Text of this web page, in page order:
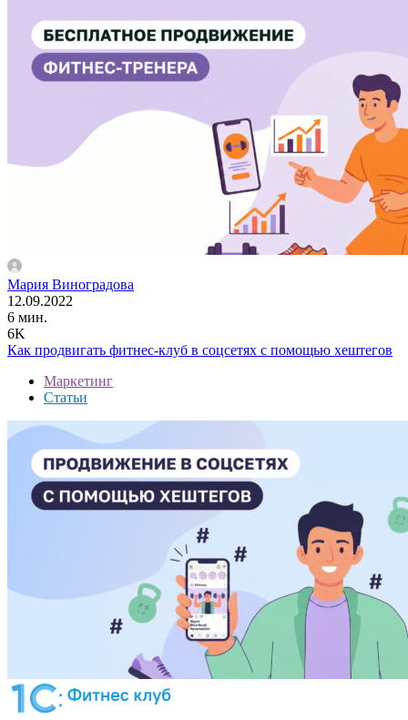
Мария Виноградова
12.09.2022
6 мин.
6K
Как продвигать фитнес-клуб в соцсетях с помощью хештегов
Маркетинг
Статьи